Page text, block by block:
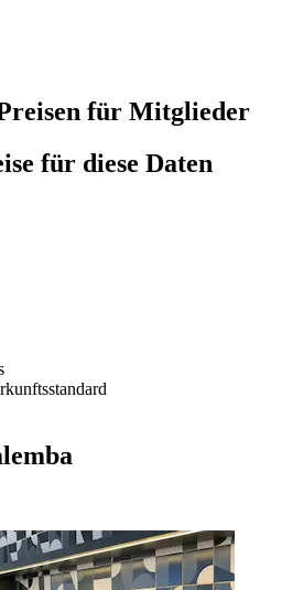
für Mitglieder
für diese Daten